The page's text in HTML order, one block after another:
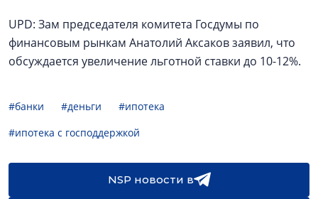
UPD: Зам председателя комитета Госдумы по
финансовым рынкам Анатолий Аксаков заявил, что
обсуждается увеличение льготной ставки до 10-12%.
#банки #деньги
#ипотека
#ипотека с господдержкой
NSP новости в